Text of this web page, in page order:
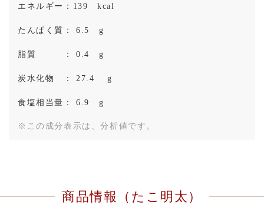
エネルギー：139 kcal
たんぱく質： 6.5 g
脂質 ： 0.4 g
炭水化物 ： 27.4 g
食塩相当量： 6.9 g
※この成分表示は、分析値です。
商品情報（たこ明太）